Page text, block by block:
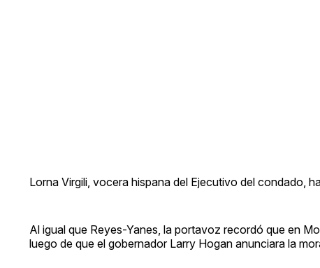
Lorna Virgili, vocera hispana del Ejecutivo del condado,
Al igual que Reyes-Yanes, la portavoz recordó que en
luego de que el gobernador Larry Hogan anunciara la